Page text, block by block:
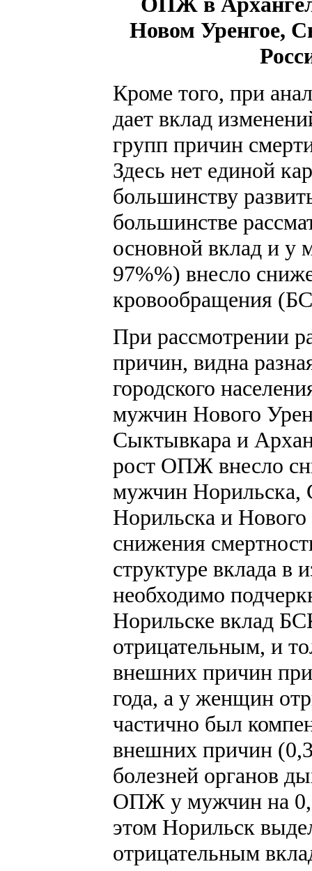
Новом Уренгое,
Кроме того, при
дает вклад
групп причин
Здесь нет единой
большинству
большинстве
основной вклад и
97%%) внесло
кровообращения
При рассмотрении
причин, видна
городского
мужчин Нового
Сыктывкара и
рост ОПЖ внесло
мужчин Норильска,
Норильска и
снижения
структуре вклада
необходимо
Норильске вклад
отрицательным, и
внешних причин
года, а у женщин
частично был
внешних причин
болезней органов
ОПЖ у мужчин на
этом Норильск
отрицательным